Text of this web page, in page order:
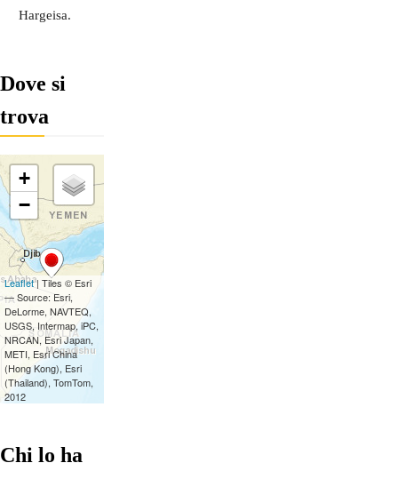
Hargeisa.
Dove si
trova
Chi lo ha